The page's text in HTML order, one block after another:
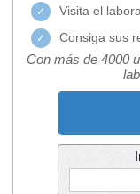
Visita el
Consiga sus
Con más de 4000